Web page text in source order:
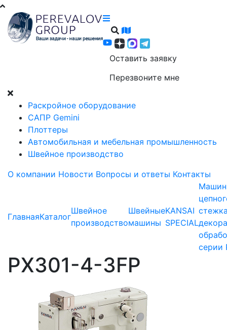
Оставить заявку
Перезвоните мне
Раскройное оборудование
САПР Gemini
Плоттеры
Автомобильная и мебельная промышленность
Швейное производство
О компании Новости Вопросы и ответы Контакты
ГлавнаяКаталог
Швейное
производство
Швейные
машины
KANSAI
SPECIAL
серии
PX301-4-3FP